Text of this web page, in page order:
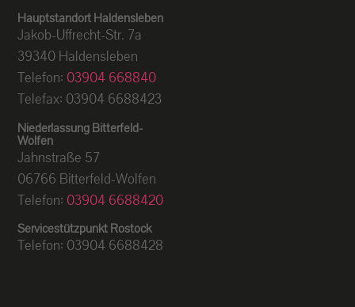
Hauptstandort Haldensleben
Jakob-Uffrecht-Str. 7a
39340 Haldensleben
Telefon: 03904 668840
Telefax: 03904 6688423
Niederlassung Bitterfeld-
Wolfen
Jahnstraße 57
06766 Bitterfeld-Wolfen
Telefon: 03904 6688420
Servicestützpunkt Rostock
Telefon: 03904 6688428